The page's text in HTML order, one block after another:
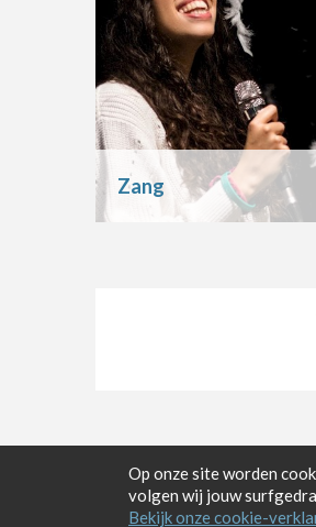
Op onze site worden
volgen wij jouw
Bekijk onze cookie-
Zang